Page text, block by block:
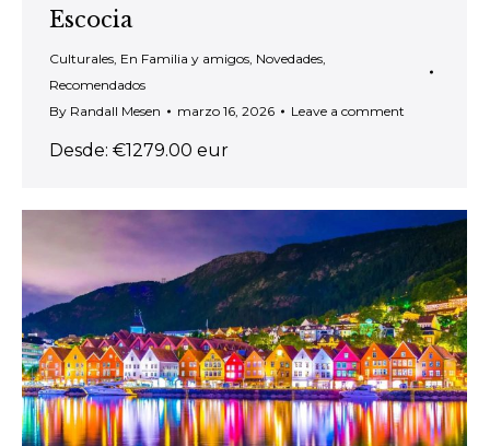
Escocia
Culturales En Familia y amigos Novedades
Recomendados
By Randall Mesen marzo 16, 2026 Leave a comment
Desde: €1279.00 eur